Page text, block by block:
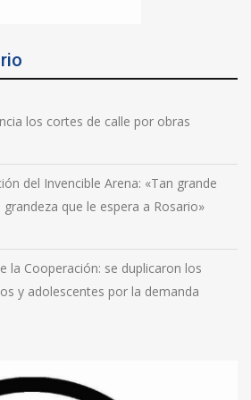
los cortes de calle por obras
del Invencible Arena: «Tan grande
que le espera a Rosario»
la Cooperación: se duplicaron los
y adolescentes por la demanda